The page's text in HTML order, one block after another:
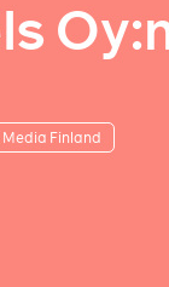
Finland